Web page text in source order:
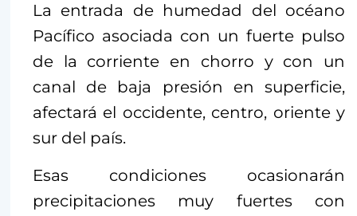
La entrada de humedad del océano
Pacífico asociada con un fuerte pulso
de la corriente en chorro y con un
canal de baja presión en superficie,
afectará el occidente, centro, oriente y
sur del país.
Esas condiciones ocasionarán
precipitaciones muy fuertes con